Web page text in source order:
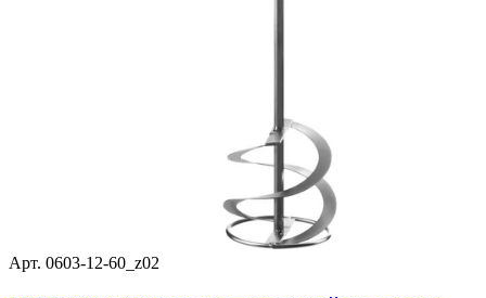
Арт. 0603-12-60_z02